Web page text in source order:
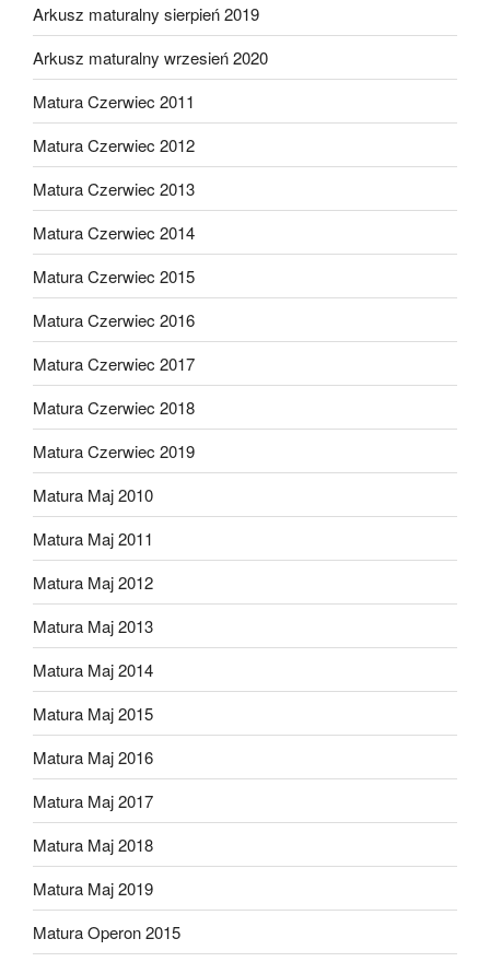
Arkusz maturalny sierpień 2019
Arkusz maturalny wrzesień 2020
Matura Czerwiec 2011
Matura Czerwiec 2012
Matura Czerwiec 2013
Matura Czerwiec 2014
Matura Czerwiec 2015
Matura Czerwiec 2016
Matura Czerwiec 2017
Matura Czerwiec 2018
Matura Czerwiec 2019
Matura Maj 2010
Matura Maj 2011
Matura Maj 2012
Matura Maj 2013
Matura Maj 2014
Matura Maj 2015
Matura Maj 2016
Matura Maj 2017
Matura Maj 2018
Matura Maj 2019
Matura Operon 2015